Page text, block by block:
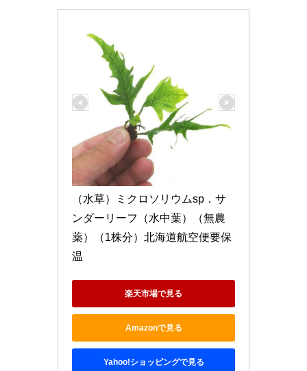
（水草）ミクロソリウムsp．サ
ンダーリーフ（水中葉）（無農
薬）（1株分）北海道航空便要保
温
楽天市場で見る
Amazonで見る
Yahoo!ショッピングで見る